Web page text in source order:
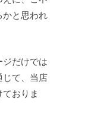
かと思われ
だけでは
じて、当店
おりま